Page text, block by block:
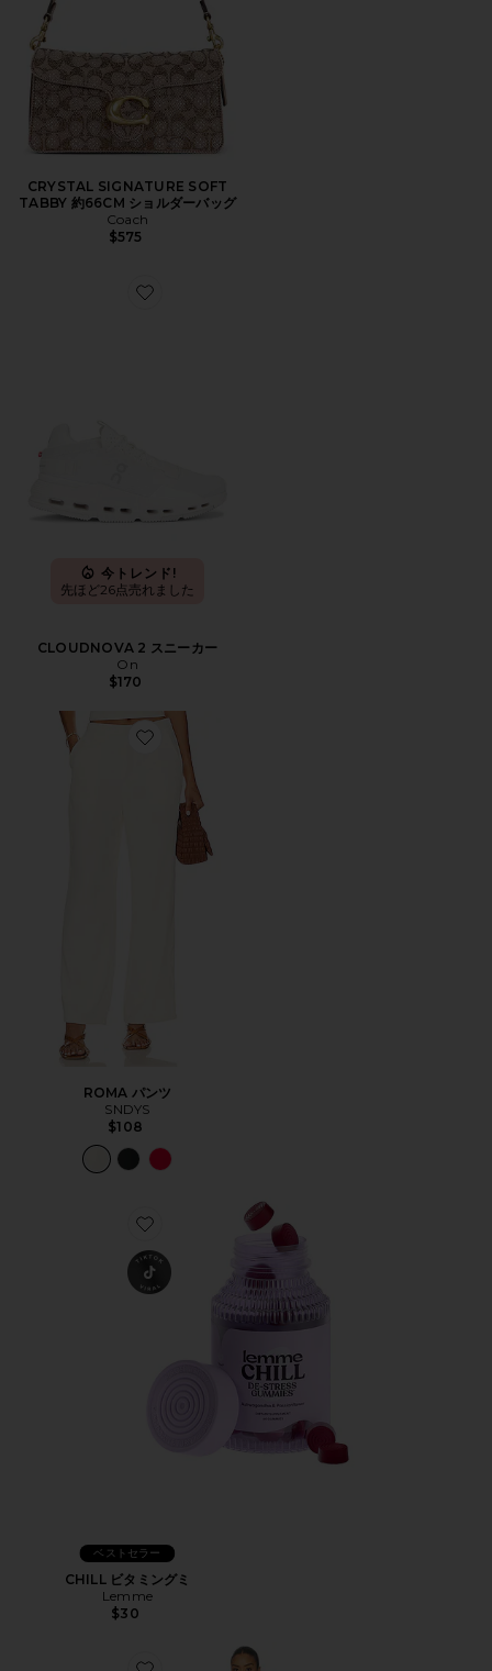
CRYSTAL SIGNATURE SOFT
TABBY 約66CM ショルダーバッグ
Coach
$575
Favorite CLOUDNOVA 2 スニーカー
今トレンド!
先ほど26点売れました
CLOUDNOVA 2 スニーカー
On
$170
Favorite ROMA パンツ
ROMA パンツ
SNDYS
$108
Favorite CHILL ビタミングミ
ベストセラー
CHILL ビタミングミ
Lemme
$30